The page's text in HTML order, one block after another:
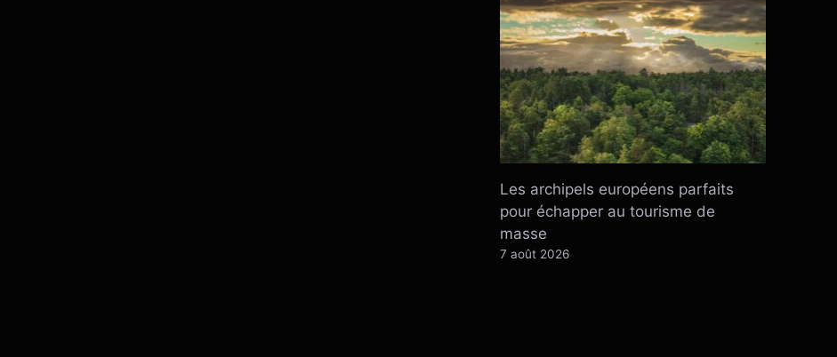
Les archipels européens parfaits
pour échapper au tourisme de
masse
7 août 2026